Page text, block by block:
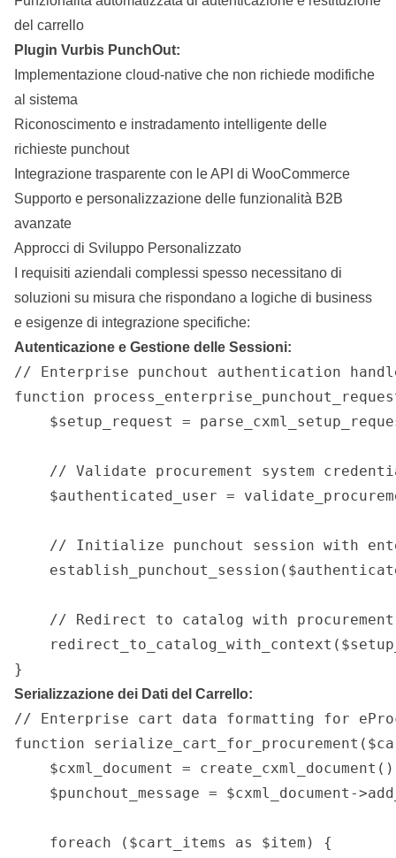
del carrello
Plugin Vurbis PunchOut:
Implementazione cloud-native che non richiede modifiche
al sistema
Riconoscimento e instradamento intelligente delle
richieste punchout
Integrazione trasparente con le API di WooCommerce
Supporto e personalizzazione delle funzionalità B2B
avanzate
Approcci di Sviluppo Personalizzato
I requisiti aziendali complessi spesso necessitano di
soluzioni su misura che rispondano a logiche di business
e esigenze di integrazione specifiche:
Autenticazione e Gestione delle Sessioni:
// Enterprise punchout authentication
function
$setup_request =
// Validate procurement system
$authenticated_user =
// Initialize punchout session with
// Redirect to catalog with
}
Serializzazione dei Dati del Carrello:
// Enterprise cart data formatting for
function
$cxml_document =
$punchout_message = $cxml_document-
    foreach ($cart_items as $item) {